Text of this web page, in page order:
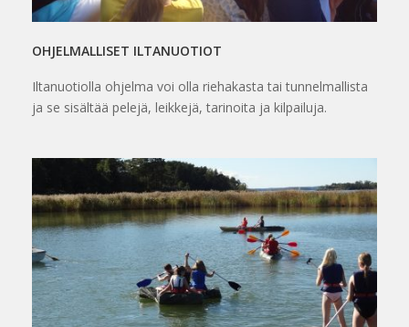
OHJELMALLISET ILTANUOTIOT
Iltanuotiolla ohjelma voi olla riehakasta tai tunnelmallista
ja se sisältää pelejä, leikkejä, tarinoita ja kilpailuja.